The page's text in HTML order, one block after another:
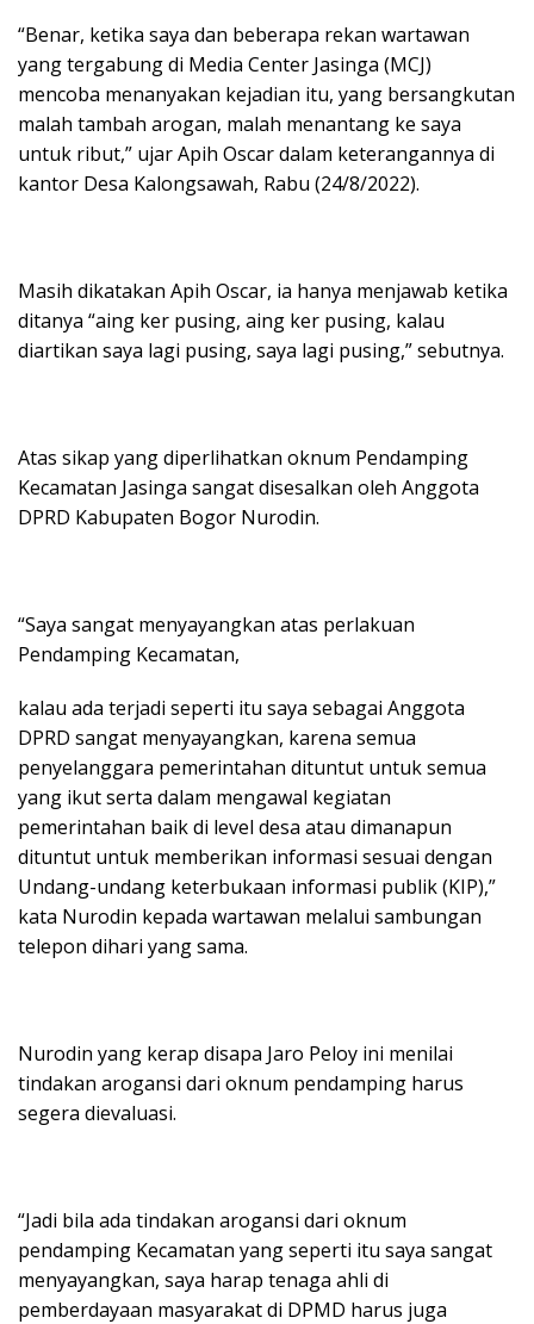
“Benar, ketika saya dan beberapa rekan wartawan
yang tergabung di Media Center Jasinga (MCJ)
mencoba menanyakan kejadian itu, yang bersangkutan
malah tambah arogan, malah menantang ke saya
untuk ribut,” ujar Apih Oscar dalam keterangannya di
kantor Desa Kalongsawah, Rabu (24/8/2022).
Masih dikatakan Apih Oscar, ia hanya menjawab ketika
ditanya “aing ker pusing, aing ker pusing, kalau
diartikan saya lagi pusing, saya lagi pusing,” sebutnya.
Atas sikap yang diperlihatkan oknum Pendamping
Kecamatan Jasinga sangat disesalkan oleh Anggota
DPRD Kabupaten Bogor Nurodin.
“Saya sangat menyayangkan atas perlakuan
Pendamping Kecamatan,
kalau ada terjadi seperti itu saya sebagai Anggota
DPRD sangat menyayangkan, karena semua
penyelanggara pemerintahan dituntut untuk semua
yang ikut serta dalam mengawal kegiatan
pemerintahan baik di level desa atau dimanapun
dituntut untuk memberikan informasi sesuai dengan
Undang-undang keterbukaan informasi publik (KIP),”
kata Nurodin kepada wartawan melalui sambungan
telepon dihari yang sama.
Nurodin yang kerap disapa Jaro Peloy ini menilai
tindakan arogansi dari oknum pendamping harus
segera dievaluasi.
“Jadi bila ada tindakan arogansi dari oknum
pendamping Kecamatan yang seperti itu saya sangat
menyayangkan, saya harap tenaga ahli di
pemberdayaan masyarakat di DPMD harus juga